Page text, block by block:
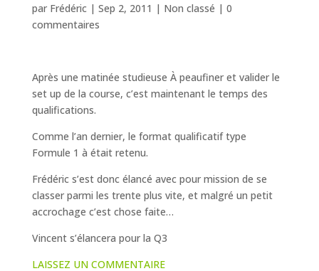
par Frédéric| Sep 2, 2011 | Non classé | 0
commentaires
Après une matinée studieuse À peaufiner et valider le
set up de la course, c’est maintenant le temps des
qualifications.
Comme l’an dernier, le format qualificatif type
Formule 1 à était retenu.
Frédéric s’est donc élancé avec pour mission de se
classer parmi les trente plus vite, et malgré un petit
accrochage c’est chose faite…
Vincent s’élancera pour la Q3
LAISSEZ UN COMMENTAIRE